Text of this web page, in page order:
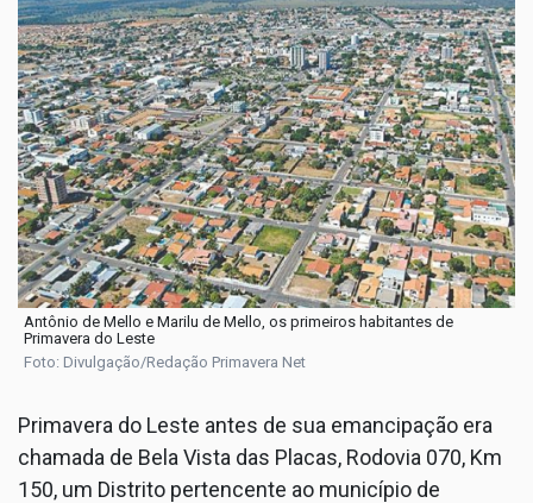
Antônio de Mello e Marilu de Mello, os primeiros habitantes de
Primavera do Leste
Foto: Divulgação/Redação Primavera Net
Primavera do Leste antes de sua emancipação era
chamada de Bela Vista das Placas, Rodovia 070, Km
150, um Distrito pertencente ao município de